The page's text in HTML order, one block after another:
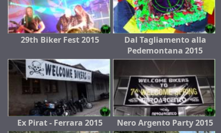
29th Biker Fest 2015
Dal Tagliamento alla
Pedemontana 2015
Ex Pirat - Ferrara 2015 Nero Argento Party 2015